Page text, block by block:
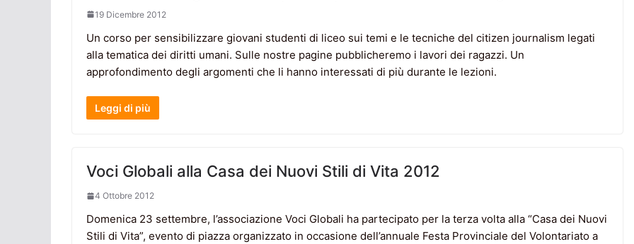
19 Dicembre 2012
Un corso per sensibilizzare giovani studenti di liceo sui temi e le tecniche del citizen journalism legati
alla tematica dei diritti umani. Sulle nostre pagine pubblicheremo i lavori dei ragazzi. Un
approfondimento degli argomenti che li hanno interessati di più durante le lezioni.
Leggi di più
Voci Globali alla Casa dei Nuovi Stili di Vita 2012
4 Ottobre 2012
Domenica 23 settembre, l’associazione Voci Globali ha partecipato per la terza volta alla “Casa dei Nuovi
Stili di Vita”, evento di piazza organizzato in occasione dell’annuale Festa Provinciale del Volontariato a